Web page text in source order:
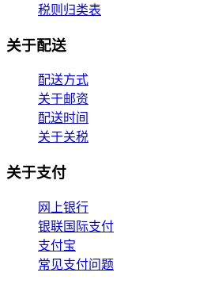
税则归类表
关于配送
配送方式
关于邮资
配送时间
关于关税
关于支付
网上银行
银联国际支付
支付宝
常见支付问题